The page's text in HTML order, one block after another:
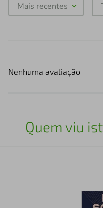
Mais recentes
Nenhuma avaliação
Quem viu